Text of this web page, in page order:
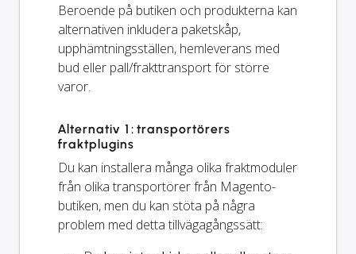
Beroende på butiken och produkterna kan
alternativen inkludera paketskåp,
upphämtningsställen, hemleverans med
bud eller pall/frakttransport för större
varor.
Alternativ 1: transportörers
fraktplugins
Du kan installera många olika fraktmoduler
från olika transportörer från Magento-
butiken, men du kan stöta på några
problem med detta tillvägagångssätt: